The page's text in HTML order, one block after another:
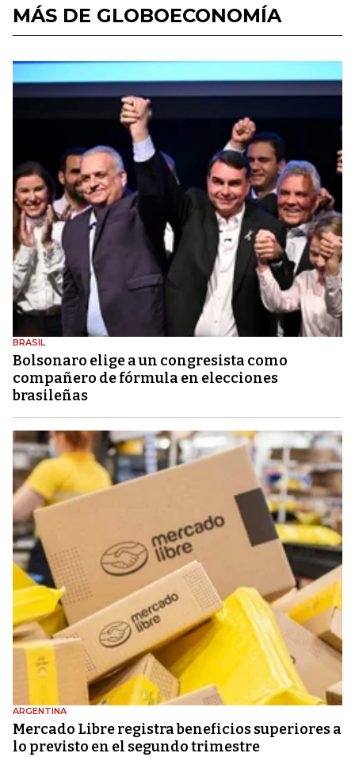
MÁS DE GLOBOECONOMÍA
BRASIL
Bolsonaro elige a un congresista como
compañero de fórmula en elecciones
brasileñas
ARGENTINA
Mercado Libre registra beneficios superiores a
lo previsto en el segundo trimestre